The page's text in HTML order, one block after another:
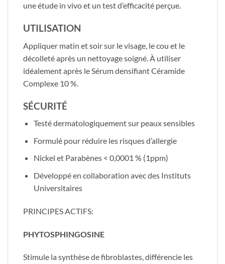
une étude in vivo et un test d’efficacité perçue.
UTILISATION
Appliquer matin et soir sur le visage, le cou et le
décolleté après un nettoyage soigné. À utiliser
idéalement après le Sérum densifiant Céramide
Complexe 10 %.
SÉCURITÉ
Testé dermatologiquement sur peaux sensibles
Formulé pour réduire les risques d’allergie
Nickel et Parabènes < 0,0001 % (1ppm)
Développé en collaboration avec des Instituts
Universitaires
PRINCIPES ACTIFS:
PHYTOSPHINGOSINE
Stimule la synthèse de fibroblastes, différencie les